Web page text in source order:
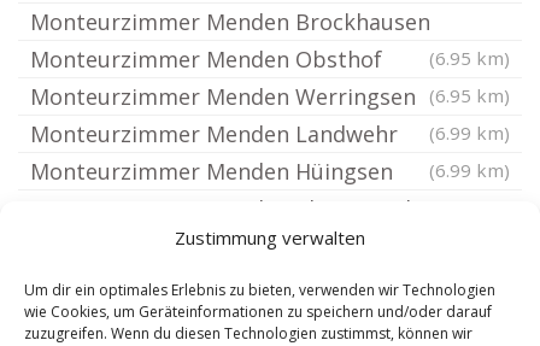
Zustimmung verwalten
Um dir ein optimales Erlebnis zu bieten, verwenden wir Technologien
wie Cookies, um Geräteinformationen zu speichern und/oder darauf
zuzugreifen. Wenn du diesen Technologien zustimmst, können wir
Monteurzimmer Menden Brockhausen
(6.95 km)
Monteurzimmer Menden Obsthof
(6.95 km)
Monteurzimmer Menden Werringsen
(6.99 km)
Monteurzimmer Menden Landwehr
(6.99 km)
Monteurzimmer Menden Hüingsen
Monteurzimmer Menden Platte Heide
Monteurzimmer Menden Asbeck
(7.21 km)
Monteurzimmer Hamm Norden
(7.24 km)
Monteurzimmer Werl (7.31 km)